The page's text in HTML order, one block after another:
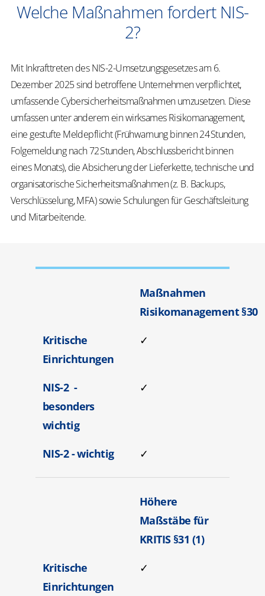
Welche Maßnahmen fordert NIS-
2?
Mit Inkrafttreten des NIS-2-Umsetzungsgesetzes am 6.
Dezember 2025 sind betroffene Unternehmen verpflichtet,
umfassende Cybersicherheitsmaßnahmen umzusetzen. Diese
umfassen unter anderem ein wirksames Risikomanagement,
eine gestufte Meldepflicht (Frühwarnung binnen 24 Stunden,
Folgemeldung nach 72 Stunden, Abschlussbericht binnen
eines Monats), die Absicherung der Lieferkette, technische und
organisatorische Sicherheitsmaßnahmen (z. B. Backups,
Verschlüsselung, MFA) sowie Schulungen für Geschäftsleitung
und Mitarbeitende.
Maßnahmen
Risikomanagement §30
Kritische
Einrichtungen
✓
NIS-2 -
besonders
wichtig
✓
NIS-2 - wichtig ✓
Höhere
Maßstäbe für
KRITIS §31 (1)
Kritische
Einrichtungen
✓